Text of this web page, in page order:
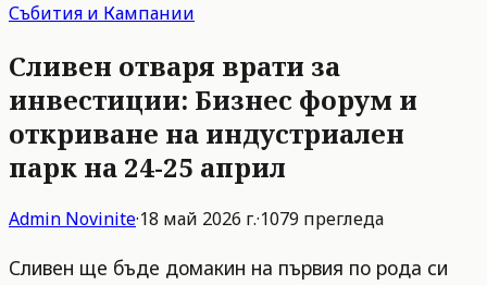
Събития и Кампании
Сливен отваря врати за
инвестиции: Бизнес форум и
откриване на индустриален
парк на 24-25 април
Admin Novinite·18 май 2026 г.·1079 прегледа
Сливен ще бъде домакин на първия по рода си